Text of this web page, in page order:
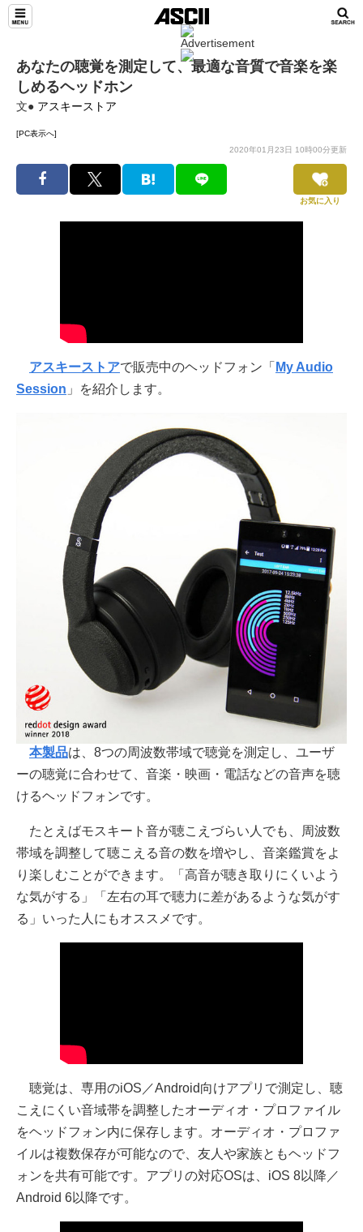
あなたの聴覚を測定して、最適な音質で音楽を楽
しめるヘッドホン
文● アスキーストア
[PC表示へ]
2020年01月23日 10時00分更新
お気に入り
アスキーストアで販売中のヘッドフォン「 My Audio
Session 」を紹介します。
本製品は、8つの周波数帯域で聴覚を測定し、ユーザ
ーの聴覚に合わせて、音楽・映画・電話などの音声を聴
けるヘッドフォンです。
たとえばモスキート音が聴こえづらい人でも、周波数
帯域を調整して聴こえる音の数を増やし、音楽鑑賞をよ
り楽しむことができます。「高音が聴き取りにくいよう
な気がする」「左右の耳で聴力に差があるような気がす
る」いった人にもオススメです。
聴覚は、専用のiOS／Android向けアプリで測定し、聴
こえにくい音域帯を調整したオーディオ・プロファイル
をヘッドフォン内に保存します。オーディオ・プロファ
イルは複数保存が可能なので、友人や家族ともヘッドフ
ォンを共有可能です。アプリの対応OSは、iOS 8以降／
Android 6以降です。